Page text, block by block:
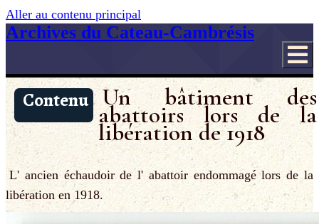
Aller au contenu principal
Archives du Cateau-Cambrésis
Contenu Un bâtiment des
abattoirs lors de la
libération de 1918
L' ancien échaudoir de l' abattoir endommagé lors de la
libération en 1918.